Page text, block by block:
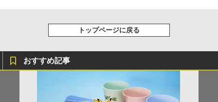
トップページに戻る
おすすめ記事